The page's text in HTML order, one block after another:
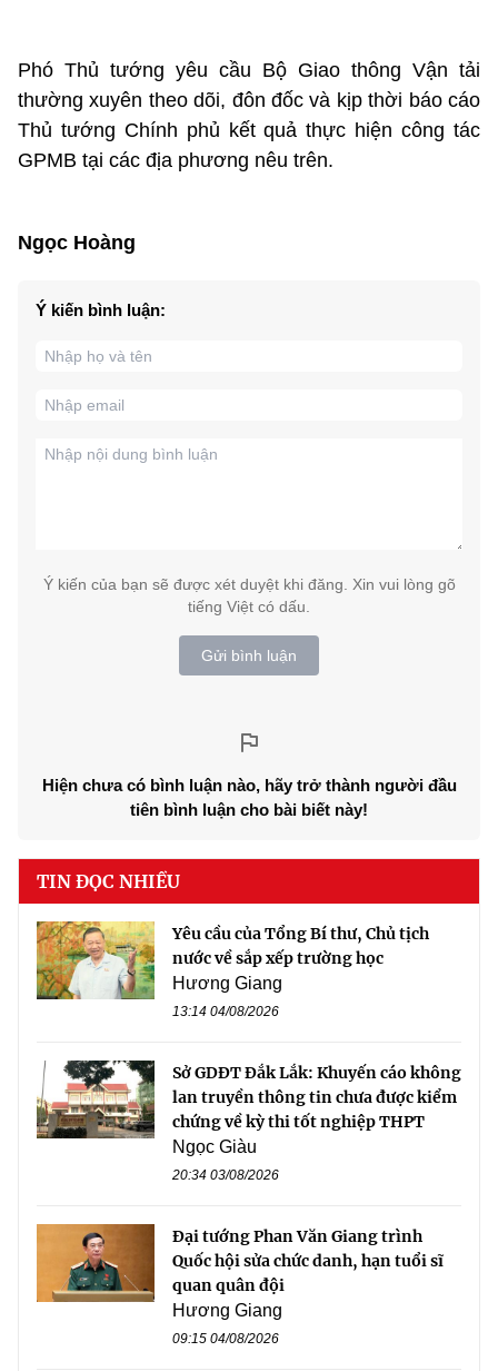
Phó Thủ tướng yêu cầu Bộ Giao thông Vận tải
thường xuyên theo dõi, đôn đốc và kịp thời báo cáo
Thủ tướng Chính phủ kết quả thực hiện công tác
GPMB tại các địa phương nêu trên.
Ngọc Hoàng
Ý kiến bình luận:
Ý kiến của bạn sẽ được xét duyệt khi đăng. Xin vui lòng gõ
tiếng Việt có dấu.
Gửi bình luận
Hiện chưa có bình luận nào, hãy trở thành người đầu
tiên bình luận cho bài biết này!
TIN ĐỌC NHIỀU
Yêu cầu của Tổng Bí thư, Chủ tịch
nước về sắp xếp trường học
Hương Giang
13:14 04/08/2026
Sở GDĐT Đắk Lắk: Khuyến cáo không
lan truyền thông tin chưa được kiểm
chứng về kỳ thi tốt nghiệp THPT
Ngọc Giàu
20:34 03/08/2026
Đại tướng Phan Văn Giang trình
Quốc hội sửa chức danh, hạn tuổi sĩ
quan quân đội
Hương Giang
09:15 04/08/2026